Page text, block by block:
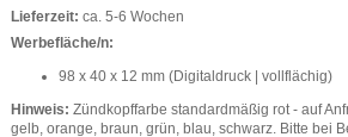
Lieferzeit: ca. 5-6 Wochen
Werbefläche/n:
98 x 40 x 12 mm (Digitaldruck | vollflächig)
Hinweis: Zündkopffarbe standardmäßig rot - auf
gelb, orange, braun, grün, blau, schwarz. Bitte bei